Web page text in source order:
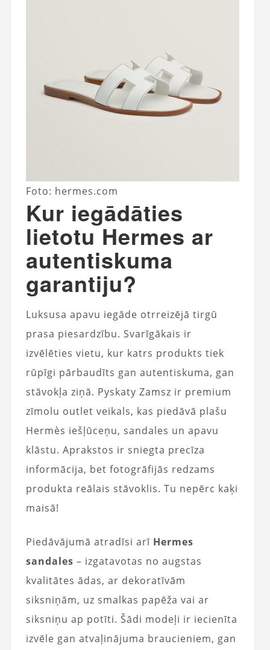
Foto: hermes.com
Kur iegādāties
lietotu Hermes ar
autentiskuma
garantiju?
Luksusa apavu iegāde otrreizējā tirgū
prasa piesardzību. Svarīgākais ir
izvēlēties vietu, kur katrs produkts tiek
rūpīgi pārbaudīts gan autentiskuma, gan
stāvokļa ziņā. Pyskaty Zamsz ir premium
zīmolu outlet veikals, kas piedāvā plašu
Hermès iešļūceņu, sandales un apavu
klāstu. Aprakstos ir sniegta precīza
informācija, bet fotogrāfijās redzams
produkta reālais stāvoklis. Tu nepērc kaķi
maisā!
Piedāvājumā atradīsi arī Hermes
sandales – izgatavotas no augstas
kvalitātes ādas, ar dekoratīvām
siksniņām, uz smalkas papēža vai ar
siksniņu ap potīti. Šādi modeļi ir iecienīta
izvēle gan atvaļinājuma braucieniem, gan